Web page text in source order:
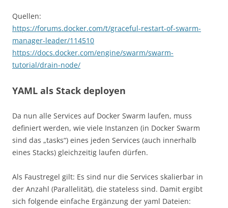
Quellen:
https://forums.docker.com/t/graceful-restart-of-swarm-
manager-leader/114510
https://docs.docker.com/engine/swarm/swarm-
tutorial/drain-node/
YAML als Stack deployen
Da nun alle Services auf Docker Swarm laufen, muss
definiert werden, wie viele Instanzen (in Docker Swarm
sind das „tasks“) eines jeden Services (auch innerhalb
eines Stacks) gleichzeitig laufen dürfen.
Als Faustregel gilt: Es sind nur die Services skalierbar in
der Anzahl (Parallelität), die stateless sind. Damit ergibt
sich folgende einfache Ergänzung der yaml Dateien: